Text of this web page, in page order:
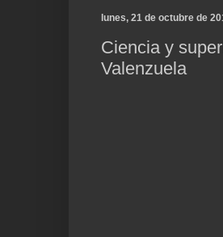
lunes, 21 de octubre de
Ciencia y
Valenzuela